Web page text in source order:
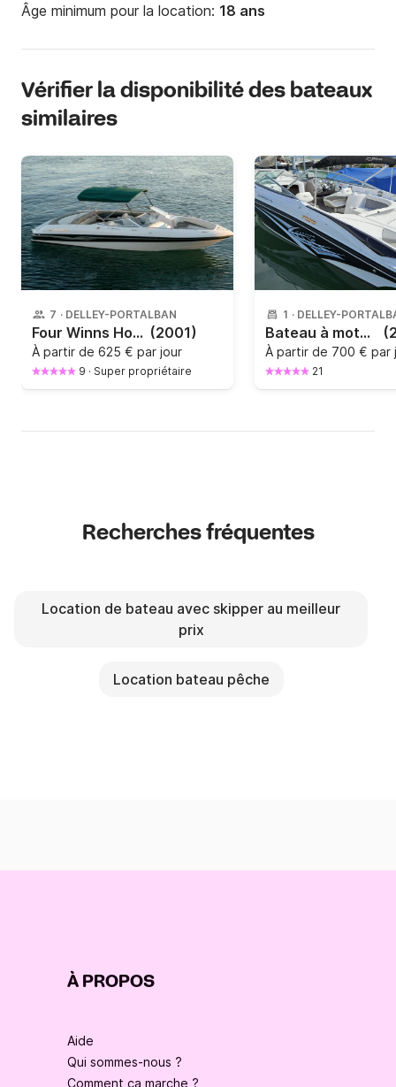
Âge minimum pour la location: 18 ans
Vérifier la disponibilité des bateaux
similaires
7 · DELLEY-PORTALBAN
Four Winns Horizon 220 (2001)
À partir de 625 € par jour
9 · Super propriétaire
1 · DELLEY-
Bateau à moteur Rinker 246 300cv
À partir de 700 € par
21
Recherches fréquentes
Location de bateau avec skipper au meilleur
prix
Location bateau pêche
À PROPOS
Aide
Qui sommes-nous ?
Comment ça marche ?